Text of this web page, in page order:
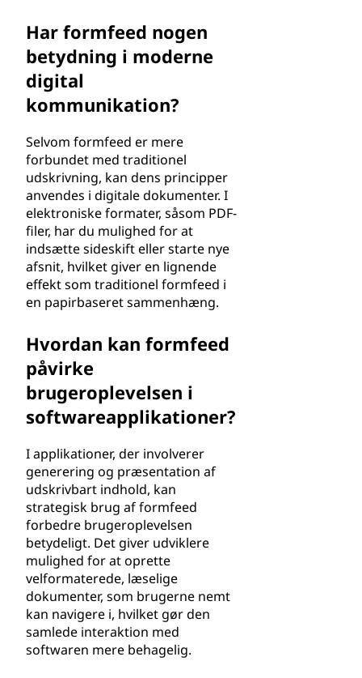
Har formfeed nogen
betydning i moderne
digital
kommunikation?
Selvom formfeed er mere
forbundet med traditionel
udskrivning, kan dens principper
anvendes i digitale dokumenter. I
elektroniske formater, såsom PDF-
filer, har du mulighed for at
indsætte sideskift eller starte nye
afsnit, hvilket giver en lignende
effekt som traditionel formfeed i
en papirbaseret sammenhæng.
Hvordan kan formfeed
påvirke
brugeroplevelsen i
softwareapplikationer?
I applikationer, der involverer
generering og præsentation af
udskrivbart indhold, kan
strategisk brug af formfeed
forbedre brugeroplevelsen
betydeligt. Det giver udviklere
mulighed for at oprette
velformaterede, læselige
dokumenter, som brugerne nemt
kan navigere i, hvilket gør den
samlede interaktion med
softwaren mere behagelig.